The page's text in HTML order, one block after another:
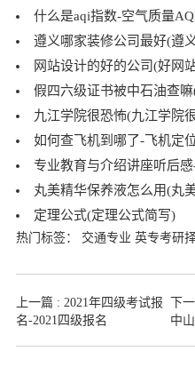
什么是aqi指数-空气质量
遵义哪家装修公司最好(遵
网站设计的好的公司(好网
假四六级证书被中石油查
九江学院很恐怖(九江学院
如何查飞机到哪了-飞机定
专业教育与介绍讲座听后
丸美精华保养液怎么用(丸
定理公式(定理公式简写)
热门标签： 交通专业 英专考研
上一篇 : 2021年四级考试报
名-2021四级报名
下
中